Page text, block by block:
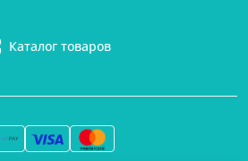
Каталог товаров